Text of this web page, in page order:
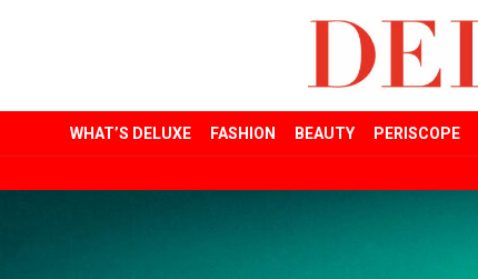
WHAT’S DELUXE FASHION BEAUTY PERISCOPE